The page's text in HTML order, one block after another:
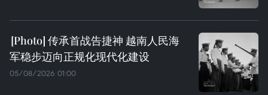
传承首战告捷神 越南人民海
军稳步迈向正规化现代化建设
05/08/2026 01:00